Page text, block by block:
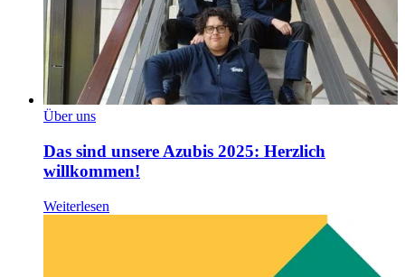
Über uns
Das sind unsere Azubis 2025: Herzlich
willkommen!
Weiterlesen